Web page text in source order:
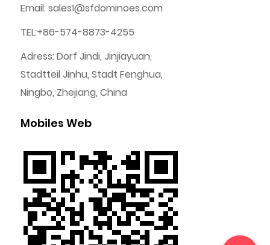
Email: sales1@sfdominoes.com
TEL:+86-574-8873-4255
Adress: Dorf Jindi, Jinjiayuan,
Stadtteil Jinhu, Stadt Fenghua,
Ningbo, Zhejiang, China
Mobiles Web